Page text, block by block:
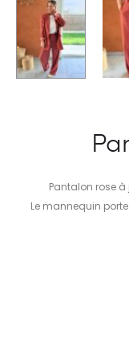
Pantalon rose
Le mannequin